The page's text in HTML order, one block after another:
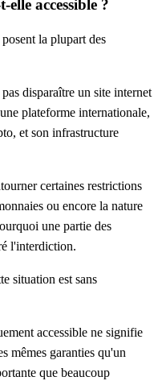
accessible ?
la plupart des
disparaître un site internet
plateforme internationale,
et son infrastructure
certaines restrictions
ou encore la nature
une partie des
l'interdiction.
situation est sans
accessible ne signifie
mêmes garanties qu'un
que beaucoup